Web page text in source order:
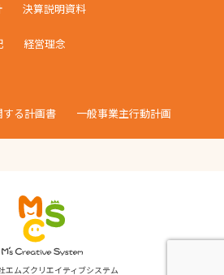
決算説明資料
経営理念
る計画書 一般事業主行動計画
エムズクリエイティブシステム